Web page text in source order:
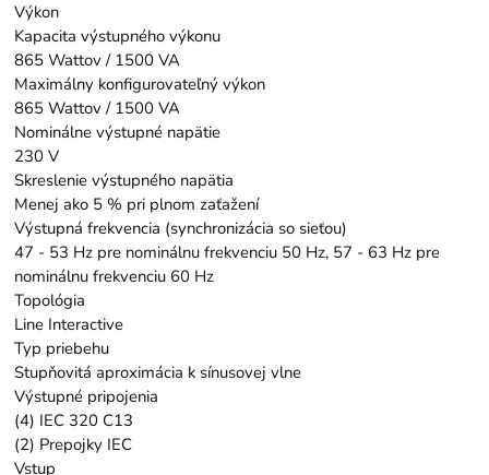
Výkon
Kapacita výstupného výkonu
865 Wattov / 1500 VA
Maximálny konfigurovateľný výkon
865 Wattov / 1500 VA
Nominálne výstupné napätie
230 V
Skreslenie výstupného napätia
Menej ako 5 % pri plnom zaťažení
Výstupná frekvencia (synchronizácia so sieťou)
47 - 53 Hz pre nominálnu frekvenciu 50 Hz, 57 - 63 Hz pre
nominálnu frekvenciu 60 Hz
Topológia
Line Interactive
Typ priebehu
Stupňovitá aproximácia k sínusovej vlne
Výstupné pripojenia
(4) IEC 320 C13
(2) Prepojky IEC
Vstup